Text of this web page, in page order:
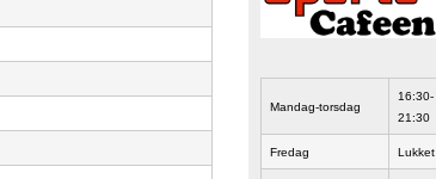
Mandag-torsdag
16:30-
21:30
Fredag Lukket